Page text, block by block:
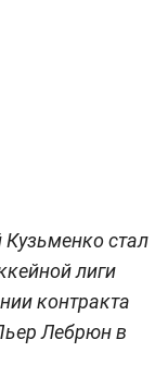
стал
лиги
контракта
Лебрюн в